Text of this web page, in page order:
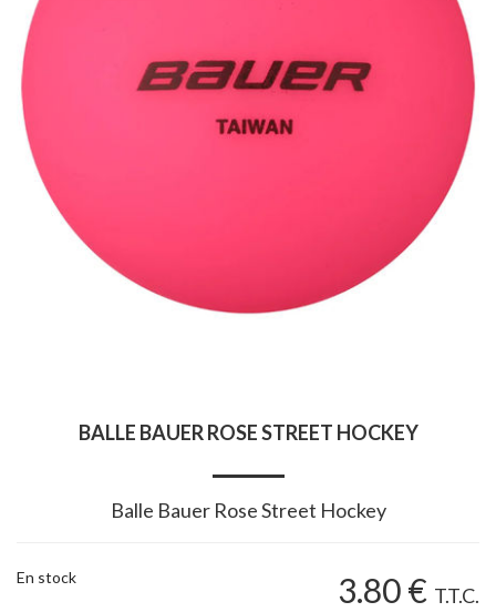
BALLE BAUER ROSE STREET HOCKEY
Balle Bauer Rose Street Hockey
3.80€ T.T.C.
En stock